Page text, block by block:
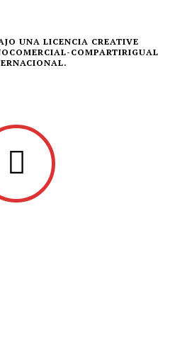
UNA LICENCIA CREATIVE
COMPARTIRIGUAL